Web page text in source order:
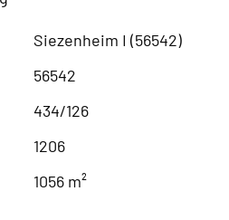
Siezenheim I (56542)
56542
434/126
1206
1056 m²